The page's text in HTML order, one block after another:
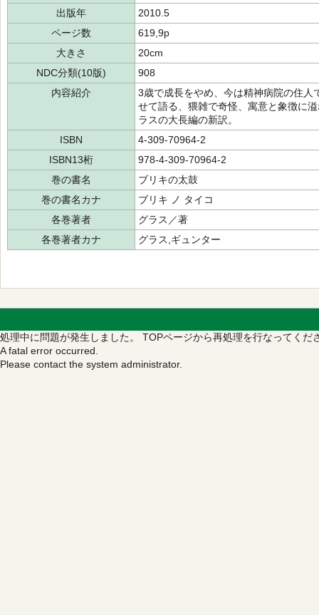
出版年
2010.5
ページ数
619,9p
大きさ
20cm
NDC分類(10版)
908
内容紹介
3歳で成長をやめ、今は精神病院の住
せて語る、猥雑で奇怪、寓意と象徴に
ラスの大長編の新訳。
ISBN
4-309-70964-2
ISBN13桁
978-4-309-70964-2
巻の書名
ブリキの太鼓
巻の書名カナ
ブリキ ノ タイコ
各巻著者
グラス／著
各巻著者カナ
グラス,ギュンター
処理中に問題が発生しました。 TOPページから再処理を行なってくだ
A fatal error occurred.
Please contact the system administrator.